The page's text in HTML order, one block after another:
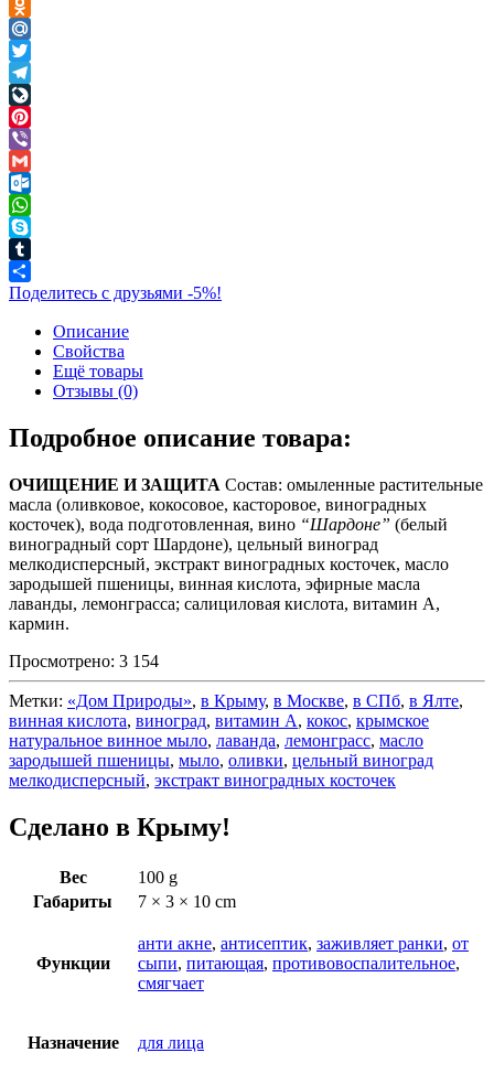
VK
Odnoklassniki
Mail.Ru
Twitter
Telegram
LiveJournal
Pinterest
Viber
Gmail
Outlook.com
WhatsApp
Skype
Tumblr
Поделитесь с друзьями -5%!
Описание
Свойства
Ещё товары
Отзывы (0)
Подробное описание товара:
ОЧИЩЕНИЕ И ЗАЩИТА Состав: омыленные растительные
масла (оливковое, кокосовое, касторовое, виноградных
косточек), вода подготовленная, вино “Шардоне” (белый
виноградный сорт Шардоне), цельный виноград
мелкодисперсный, экстракт виноградных косточек, масло
зародышей пшеницы, винная кислота, эфирные масла
лаванды, лемонграсса; салициловая кислота, витамин А,
кармин.
Просмотрено: 3 154
Метки: «Дом Природы», в Крыму, в Москве, в СПб, в Ялте,
винная кислота, виноград, витамин А, кокос, крымское
натуральное винное мыло, лаванда, лемонграсс, масло
зародышей пшеницы, мыло, оливки, цельный виноград
мелкодисперсный, экстракт виноградных косточек
Сделано в Крыму!
Вес
100 g
Габариты
7 × 3 × 10 cm
Функции
анти акне, антисептик, заживляет ранки, от
сыпи, питающая, противовоспалительное,
смягчает
Назначение для лица